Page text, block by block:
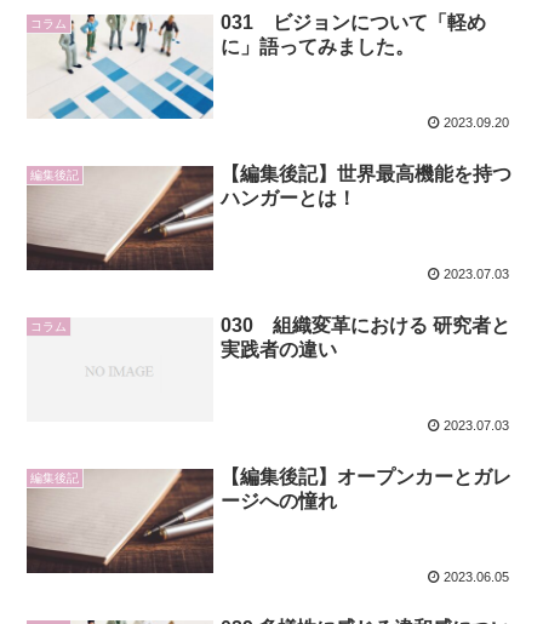
コラム
031 ビジョンについて「軽め
に」語ってみました。
2023.09.20
編集後記
【編集後記】世界最高機能を持つ
ハンガーとは！
2023.07.03
コラム
030 組織変革における 研究者と
実践者の違い
2023.07.03
編集後記
【編集後記】オープンカーとガレ
ージへの憧れ
2023.06.05